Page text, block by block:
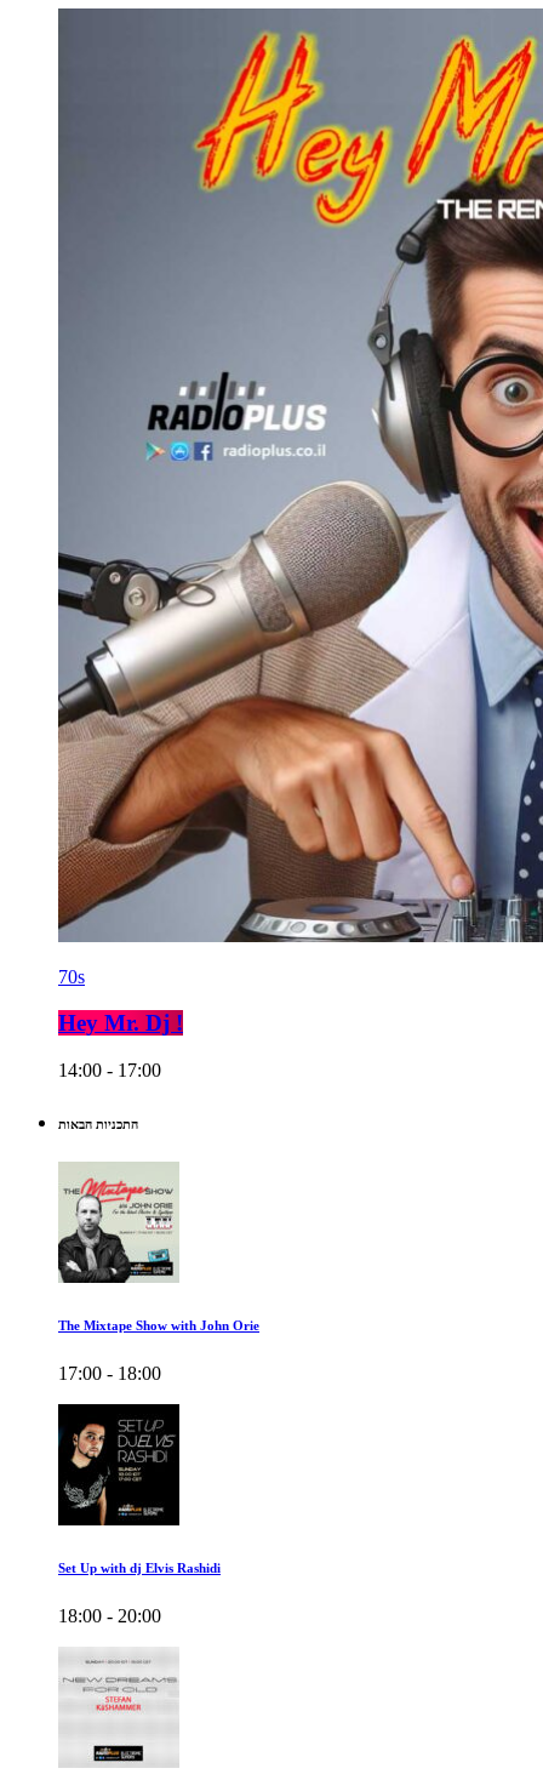
70s
Hey Mr. Dj !
14:00 - 17:00
התכניות הבאות
The Mixtape Show with John Orie
17:00 - 18:00
Set Up with dj Elvis Rashidi
18:00 - 20:00